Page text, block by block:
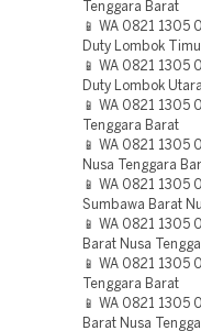
Tenggara Barat
📱 WA 0821 1305
Duty Lombok
📱 WA 0821 1305
Duty Lombok
📱 WA 0821 1305
Tenggara Barat
📱 WA 0821 1305
Nusa Tenggara
📱 WA 0821 1305
Sumbawa Barat
📱 WA 0821 1305
Barat Nusa
📱 WA 0821
Tenggara Barat
📱 WA 0821 1305
Barat Nusa